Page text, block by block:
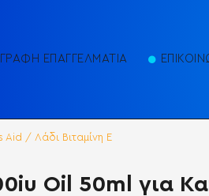
ΕΠΑΓΓΕΛΜΑΤΙΑ
Aid / Λάδι Βιταμίνη Ε
Oil 50ml για